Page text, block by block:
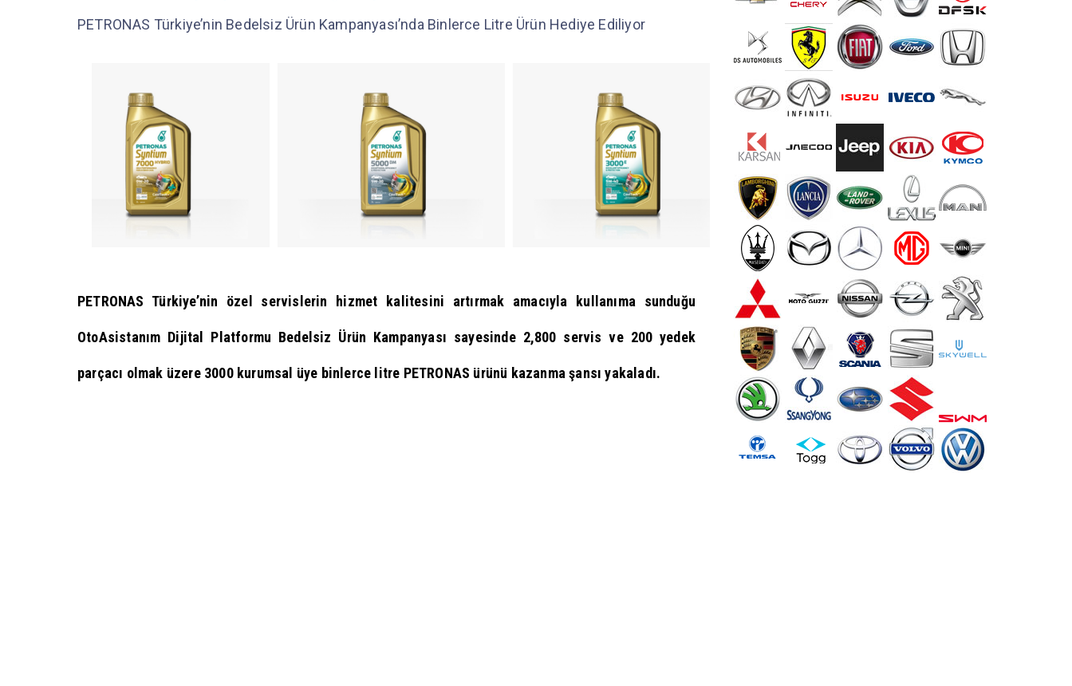
PETRONAS Türkiye’nin Bedelsiz Ürün Kampanyası’nda Binlerce Litre Ürün Hediye Ediliyor
PETRONAS Türkiye’nin özel servislerin hizmet kalitesini artırmak amacıyla kullanıma sunduğu
OtoAsistanım Dijital Platformu Bedelsiz Ürün Kampanyası sayesinde 2,800 servis ve 200 yedek
parçacı olmak üzere 3000 kurumsal üye binlerce litre PETRONAS ürünü kazanma şansı yakaladı.